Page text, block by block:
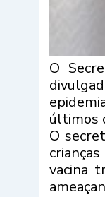
O
últimos
O
vacina